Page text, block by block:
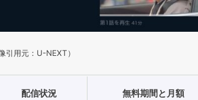
引用元：U-NEXT）
配信状況 無料期間と月額